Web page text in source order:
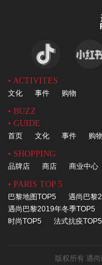
• ACTIVITES
文化 事件 购物
• BUZZ
• GUIDE
首页 文化 事件 购物
• SHOPPING
品牌店 商店 商业中心
• PARIS TOP 5
巴黎地图TOP5
遇尚巴黎
遇尚巴黎2019年冬季TOP5
时尚TOP5
法式抗疫TOP5
版权所有 遇